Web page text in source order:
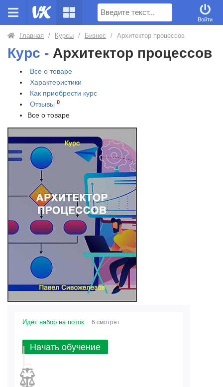
Поиск
Войти
Главная / Курсы / Бизнес / Архитектор процессов
Курс - Архитектор процессов
Все о товаре
Характеристики
Как приобрести курс
Отзывы 0
Все о товаре
Идёт набор на поток 6 смотрят
Начать обучение